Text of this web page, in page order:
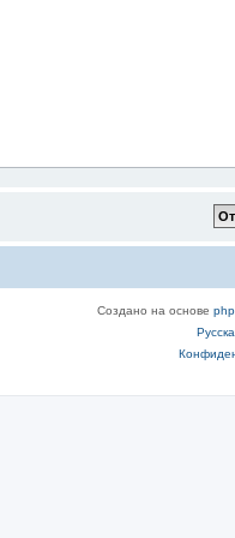
Создано на основе